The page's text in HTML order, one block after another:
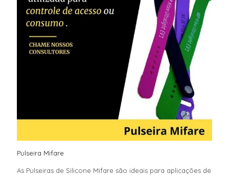
Pulseira Mifare
As Pulseiras de Silicone Mifare são ideais para aplicações de